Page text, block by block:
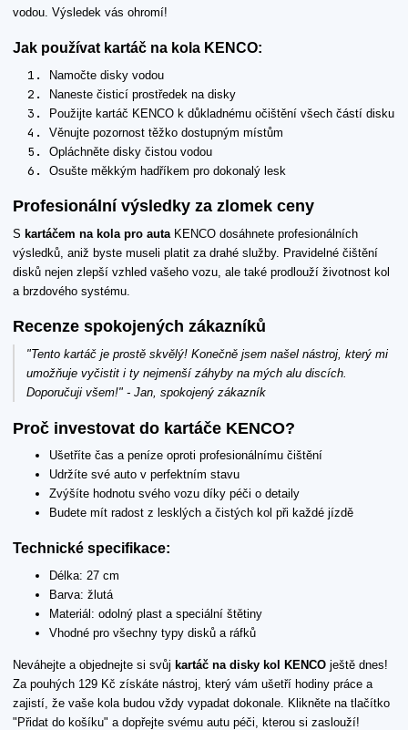
vodou. Výsledek vás ohromí!
Jak používat kartáč na kola KENCO:
Namočte disky vodou
Naneste čisticí prostředek na disky
Použijte kartáč KENCO k důkladnému očištění všech částí disku
Věnujte pozornost těžko dostupným místům
Opláchněte disky čistou vodou
Osušte měkkým hadříkem pro dokonalý lesk
Profesionální výsledky za zlomek ceny
S kartáčem na kola pro auta KENCO dosáhnete profesionálních
výsledků, aniž byste museli platit za drahé služby. Pravidelné čištění
disků nejen zlepší vzhled vašeho vozu, ale také prodlouží životnost kol
a brzdového systému.
Recenze spokojených zákazníků
"Tento kartáč je prostě skvělý! Konečně jsem našel nástroj, který mi
umožňuje vyčistit i ty nejmenší záhyby na mých alu discích.
Doporučuji všem!" - Jan, spokojený zákazník
Proč investovat do kartáče KENCO?
Ušetříte čas a peníze oproti profesionálnímu čištění
Udržíte své auto v perfektním stavu
Zvýšíte hodnotu svého vozu díky péči o detaily
Budete mít radost z lesklých a čistých kol při každé jízdě
Technické specifikace:
Délka: 27 cm
Barva: žlutá
Materiál: odolný plast a speciální štětiny
Vhodné pro všechny typy disků a ráfků
Neváhejte a objednejte si svůj kartáč na disky kol KENCO ještě dnes!
Za pouhých 129 Kč získáte nástroj, který vám ušetří hodiny práce a
zajistí, že vaše kola budou vždy vypadat dokonale. Klikněte na tlačítko
"Přidat do košíku" a dopřejte svému autu péči, kterou si zaslouží!